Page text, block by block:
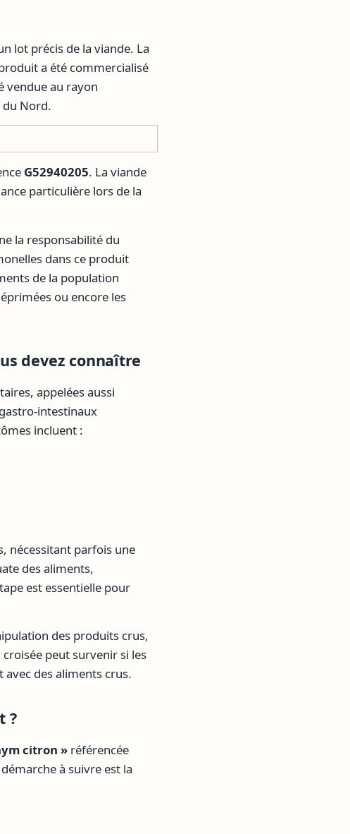
lot précis de la viande. La
a été commercialisé
vendue au rayon
Nord.
G52940205. La viande
particulière lors de la
la responsabilité du
dans ce produit
de la population
ou encore les
devez connaître
appelées aussi
intestinaux
incluent :
nécessitant parfois une
des aliments,
est essentielle pour
des produits crus,
peut survenir si les
des aliments crus.
?
citron » référencée
à suivre est la